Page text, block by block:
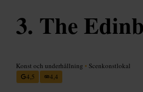
The
Konst och underhållning • Scenkonstlokal
4,5
4,4